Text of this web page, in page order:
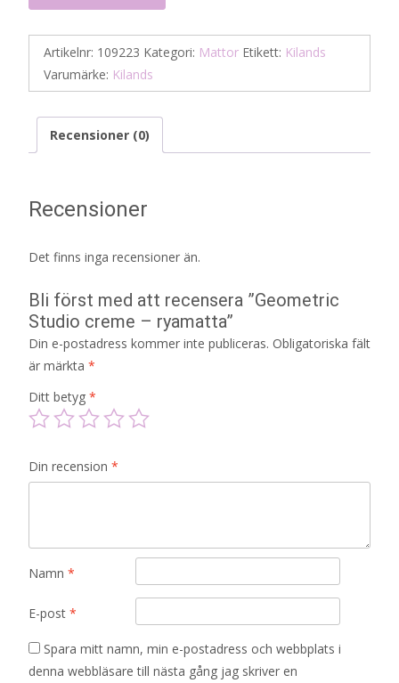
Artikelnr: 109223 Kategori: Mattor Etikett: Kilands
Varumärke: Kilands
Recensioner (0)
Recensioner
Det finns inga recensioner än.
Bli först med att recensera ”Geometric
Studio creme – ryamatta”
Din e-postadress kommer inte publiceras. Obligatoriska fält
är märkta *
Ditt betyg *
Din recension *
Namn *
E-post *
Spara mitt namn, min e-postadress och webbplats i
denna webbläsare till nästa gång jag skriver en